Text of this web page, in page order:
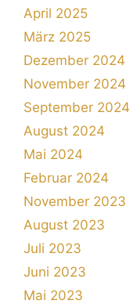
April 2025
März 2025
Dezember 2024
November 2024
September 2024
August 2024
Mai 2024
Februar 2024
November 2023
August 2023
Juli 2023
Juni 2023
Mai 2023